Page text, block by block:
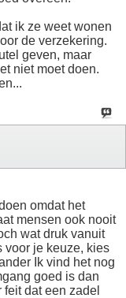
ik ze weet wonen
de verzekering.
geven, maar
niet moet doen.
omdat het
mensen ook nooit
wat druk vanuit
voor je keuze, kies
Ik vind het nog
goed is dan
dat een zadel